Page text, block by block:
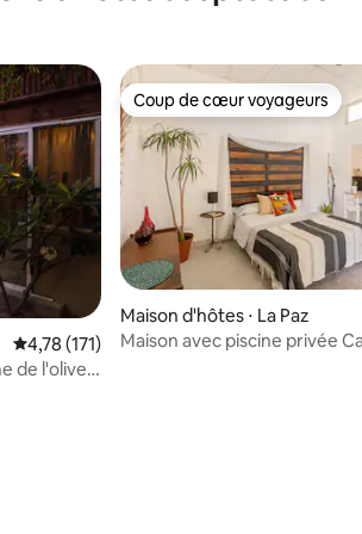
: 4,79 sur 5
Évaluation moyenne sur la base de 171
4,78 (171)
de l'olive
Coup de cœur voyageurs
Coup de cœur voyageurs
Maison d'hôtes ⋅ La Paz
Maison avec piscine privée